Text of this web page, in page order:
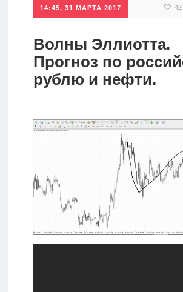
Инвестиции
Дивиденды
Волновой
Сделано
в России
14:45, 31 МАРТА 2017 42
Волны Эллиотта.
Прогноз по
рублю и нефти.